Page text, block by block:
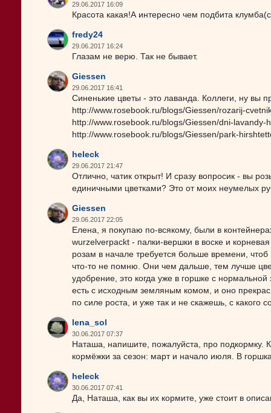
29.06.2017 16:09
Красота какая!А интересно чем подбита
fredy24
29.06.2017 16:24
Глазам не верю. Так не бывает.
Giessen
29.06.2017 16:41
Синенькие цветы - это лаванда. Коллеги, ну вы
http://www.rosebook.ru/blogs/Giessen/rozarij-
http://www.rosebook.ru/blogs/Giessen/dni-
http://www.rosebook.ru/blogs/Giessen/park-
heleck
29.06.2017 21:47
Отлично, чатик открыт! И сразу вопросик - вы
единичными цветками? Это от моих неумелых
Giessen
29.06.2017 22:05
Елена, я покупаю по-всякому, были в
wurzelverpackt - палки-вершки в воске и
розам в начале требуется больше времени, чтоб
что-то не помню. Они чем дальше, тем лучше
удобрение, это когда уже в горшке с
есть с исходным земляным комом, и оно
по силе роста, и уже так и не скажешь, с какого
lena_sol
30.06.2017 07:37
Наташа, напишите, пожалуйста, про подкормку.
кормёжки за сезон: март и начало июля. В
heleck
30.06.2017 07:41
Да, Наташа, как вы их кормите, уже стоит в